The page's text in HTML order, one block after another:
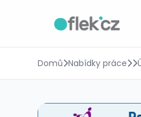
Domů Nabídky práce